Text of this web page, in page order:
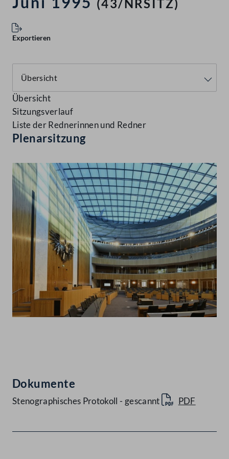
(43/NRSITZ)
Exportieren
Übersicht
Sitzungsverlauf
Liste der Rednerinnen und Redner
Plenarsitzung
Dokumente
Stenographisches Protokoll - gescannt PDF